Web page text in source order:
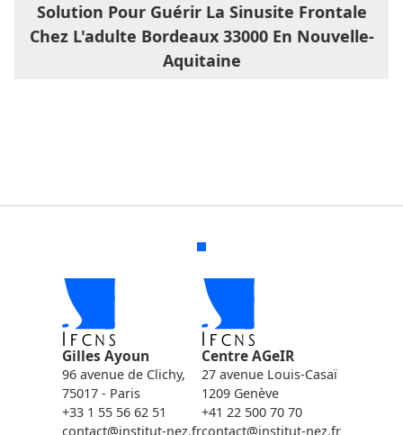
Solution Pour Guérir La Sinusite Frontale
Chez L'adulte Bordeaux 33000 En Nouvelle-
Aquitaine
Gilles Ayoun
96 avenue de Clichy,
75017 - Paris
+33 1 55 56 62 51
contact@institut-nez.fr
Centre AGeIR
27 avenue Louis-Casaï
1209 Genève
+41 22 500 70 70
contact@institut-nez.fr